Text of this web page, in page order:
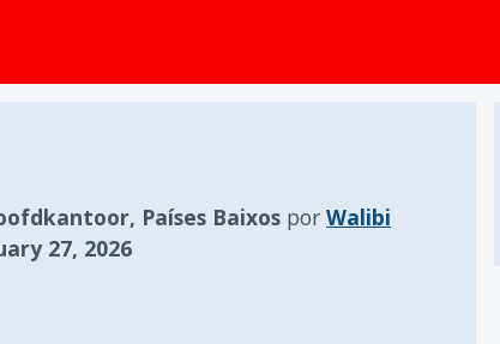
Países Baixos por Walibi
27, 2026